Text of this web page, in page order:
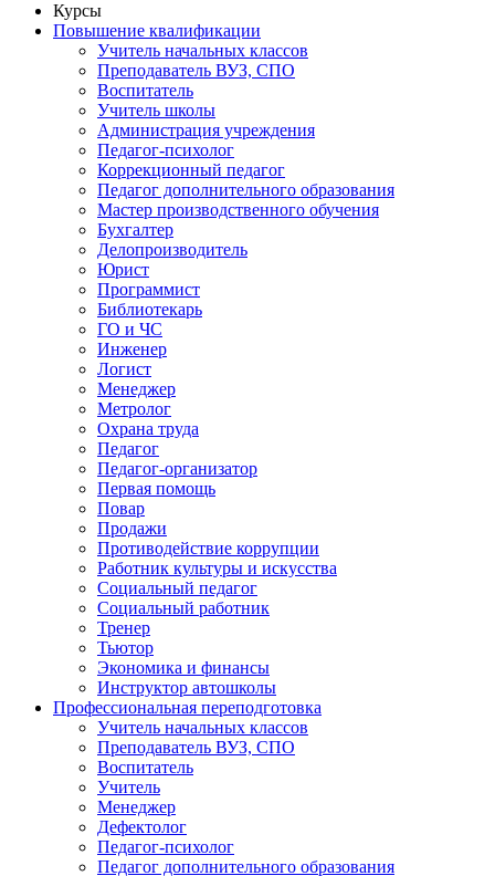
Курсы
Повышение квалификации
Учитель начальных классов
Преподаватель ВУЗ, СПО
Воспитатель
Учитель школы
Администрация учреждения
Педагог-психолог
Коррекционный педагог
Педагог дополнительного образования
Мастер производственного обучения
Бухгалтер
Делопроизводитель
Юрист
Программист
Библиотекарь
ГО и ЧС
Инженер
Логист
Менеджер
Метролог
Охрана труда
Педагог
Педагог-организатор
Первая помощь
Повар
Продажи
Противодействие коррупции
Работник культуры и искусства
Социальный педагог
Социальный работник
Тренер
Тьютор
Экономика и финансы
Инструктор автошколы
Профессиональная переподготовка
Учитель начальных классов
Преподаватель ВУЗ, СПО
Воспитатель
Учитель
Менеджер
Дефектолог
Педагог-психолог
Педагог дополнительного образования